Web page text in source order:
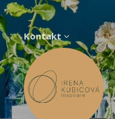
Kontakt